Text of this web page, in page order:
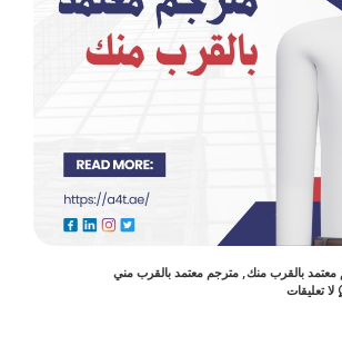
معتمد بالقرب منك مترجم معتمد بالقرب مني
لا تعليقات